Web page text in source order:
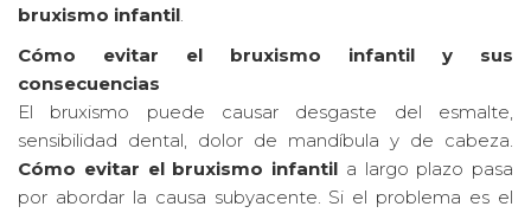
bruxismo infantil.
Cómo evitar el bruxismo infantil y sus
consecuencias
El bruxismo puede causar desgaste del esmalte,
sensibilidad dental, dolor de mandíbula y de cabeza.
Cómo evitar el bruxismo infantil a largo plazo pasa
por abordar la causa subyacente. Si el problema es el